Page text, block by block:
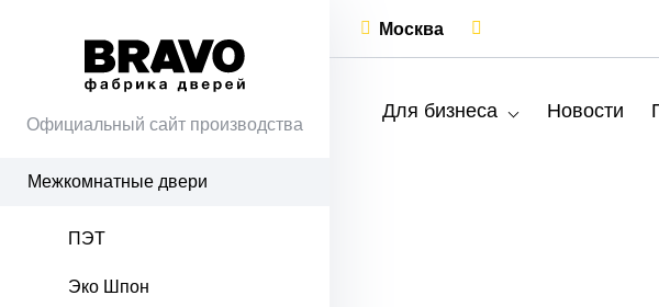
Официальный сайт производства
Межкомнатные двери
ПЭТ
Эко Шпон
Москва
Для бизнеса Новости